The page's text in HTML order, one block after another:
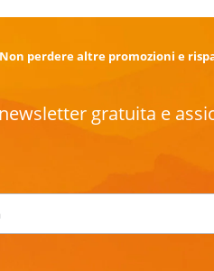
Non perdere altre promozioni e
gratuita e